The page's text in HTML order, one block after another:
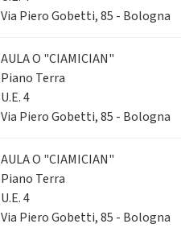
Via Piero Gobetti, 85 - Bologna
AULA O "CIAMICIAN"
Piano Terra
U.E. 4
Via Piero Gobetti, 85 - Bologna
AULA O "CIAMICIAN"
Piano Terra
U.E. 4
Via Piero Gobetti, 85 - Bologna